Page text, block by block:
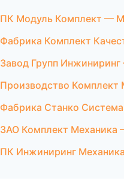
ПК Модуль Комплект —
Фабрика Комплект
Завод Групп
Производство
Фабрика Станко
ЗАО Комплект Механика
ПК Инжиниринг